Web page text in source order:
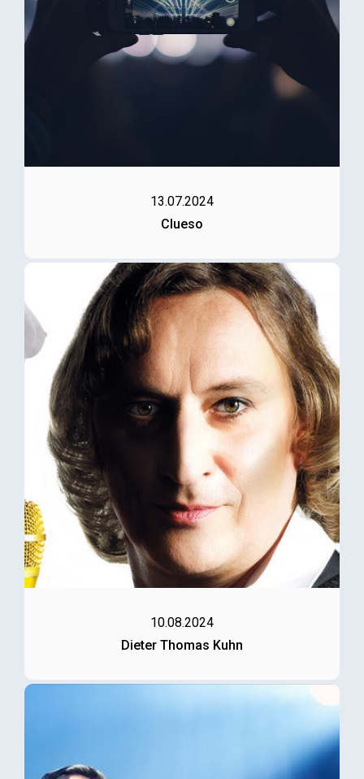
13.07.2024
Clueso
10.08.2024
Dieter Thomas Kuhn